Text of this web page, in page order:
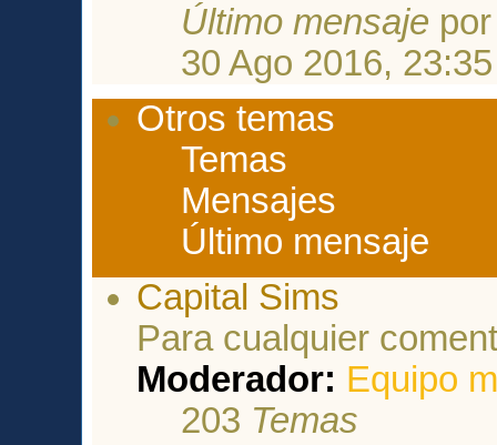
Último mensaje
30 Ago 2016, 23:35
Otros temas
Temas
Mensajes
Último mensaje
Capital Sims
Para cualquier
Moderador: Equipo
203 Temas